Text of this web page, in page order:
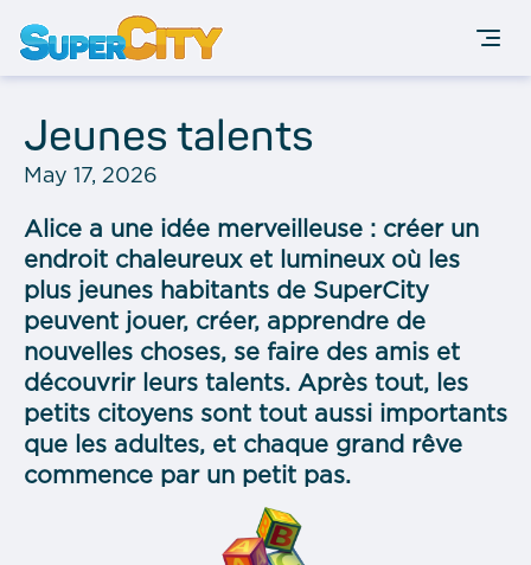
Jeunes talents
May 17, 2026
Alice a une idée merveilleuse : créer un
endroit chaleureux et lumineux où les
plus jeunes habitants de SuperCity
peuvent jouer, créer, apprendre de
nouvelles choses, se faire des amis et
découvrir leurs talents. Après tout, les
petits citoyens sont tout aussi importants
que les adultes, et chaque grand rêve
commence par un petit pas.